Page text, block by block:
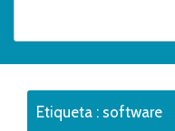
Etiqueta : software